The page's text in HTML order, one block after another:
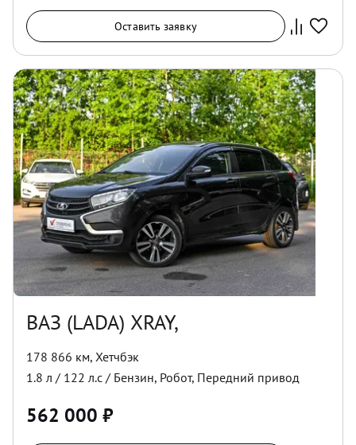
Оставить заявку
ВАЗ (LADA) XRAY,
178 866 км, Хетчбэк
1.8 л / 122 л.с / Бензин, Робот, Передний привод
562 000 ₽